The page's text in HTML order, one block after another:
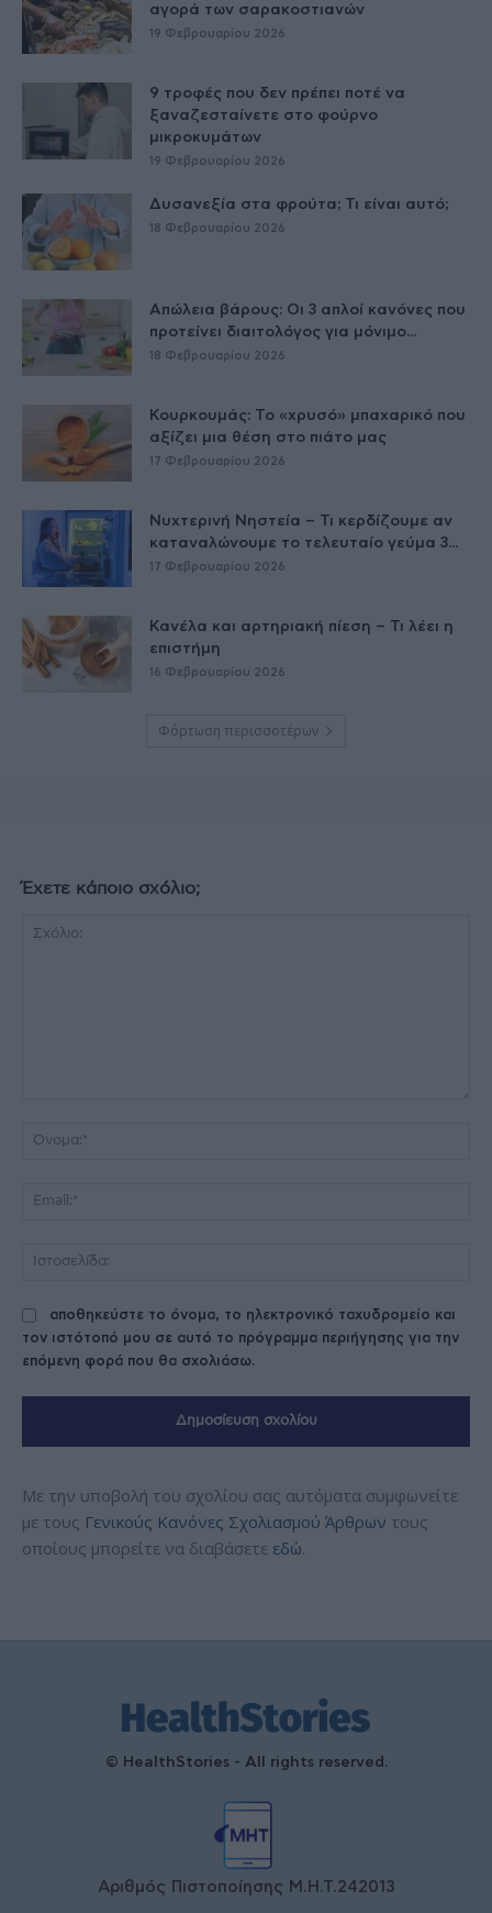
αγορά των σαρακοστιανών
19 Φεβρουαρίου 2026
9 τροφές που δεν πρέπει ποτέ να
ξαναζεσταίνετε στο φούρνο
μικροκυμάτων
19 Φεβρουαρίου 2026
Δυσανεξία στα φρούτα; Τι είναι αυτό;
18 Φεβρουαρίου 2026
Απώλεια βάρους: Οι 3 απλοί κανόνες που
προτείνει διαιτολόγος για μόνιμο...
18 Φεβρουαρίου 2026
Κουρκουμάς: Το «χρυσό» μπαχαρικό που
αξίζει μια θέση στο πιάτο μας
17 Φεβρουαρίου 2026
Νυχτερινή Νηστεία – Τι κερδίζουμε αν
καταναλώνουμε το τελευταίο γεύμα 3...
17 Φεβρουαρίου 2026
Κανέλα και αρτηριακή πίεση – Τι λέει η
επιστήμη
16 Φεβρουαρίου 2026
Φόρτωση περισσοτέρων
Έχετε κάποιο σχόλιο;
αποθηκεύστε το όνομα, το ηλεκτρονικό ταχυδρομείο και
τον ιστότοπό μου σε αυτό το πρόγραμμα περιήγησης για την
επόμενη φορά που θα σχολιάσω.
Με την υποβολή του σχολίου σας αυτόματα συμφωνείτε
με τους Γενικούς Κανόνες Σχολιασμού Άρθρων τους
οποίους μπορείτε να διαβάσετε εδώ.
© HealthStories - All rights reserved.
Αριθμός Πιστοποίησης Μ.Η.Τ.242013